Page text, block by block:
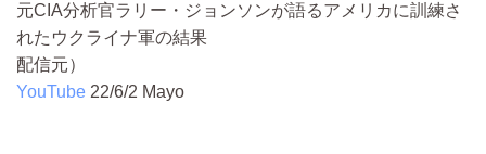
元CIA分析官ラリー・ジョンソンが語るアメリカに訓練さ
れたウクライナ軍の結果
配信元）
YouTube 22/6/2 Mayo